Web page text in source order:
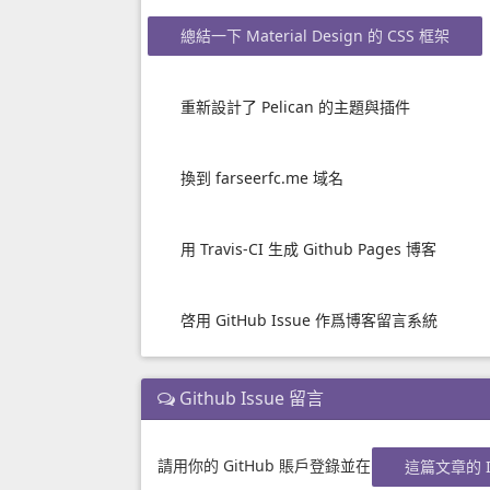
總結一下 Material Design 的 CSS 框架
重新設計了 Pelican 的主題與插件
換到 farseerfc.me 域名
用 Travis-CI 生成 Github Pages 博客
啓用 GitHub Issue 作爲博客留言系統
Github Issue 留言
請用你的 GitHub 賬戶登錄並在 這篇文章的